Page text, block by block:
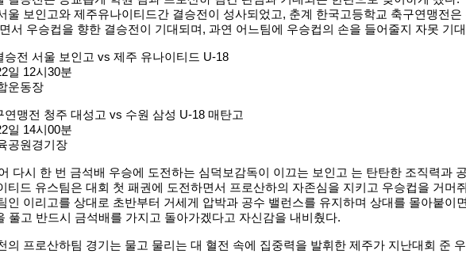
울 보인고와 제주유나이티드간 결승전이 성사되었고, 춘계 한국고등학교 축구연맹전
서 우승컵을 향한 결승전이 기대되며, 과연 어느팀에 우승컵의 손을 들어줄지 자못 기
승전 서울 보인고 vs 제주 유나이티드 U-18
일 12시30분
운동장
맹전 청주 대성고 vs 수원 삼성 U-18 매탄고
일 14시00분
공원경기장
다시 한 번 금석배 우승에 도전하는 심덕보감독이 이끄는 보인고 는 탄탄한 조직력과
티드 유스팀은 대회 첫 패권에 도전하면서 프로산하의 자존심을 지키고 우승컵을 거머
인 이리고를 상대로 초반부터 거세게 압박과 공수 밸런스를 유지하며 상대를 몰아붙
풀고 반드시 금석배를 가지고 돌아가겠다고 자신감을 내비췄다.
의 프로산하팀 경기는 물고 물리는 대 혈전 속에 집중력을 발휘한 제주가 지난대회 준